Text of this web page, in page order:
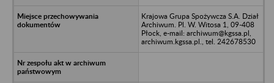
Krajowa Grupa Spożywcza S.A. Dział
Archiwum. Pl. W. Witosa 1, 09-408
Płock, e-mail: archiwum@kgssa.pl,
archiwum.kgssa.pl., tel. 242678530